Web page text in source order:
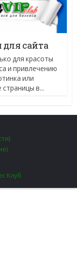
для сайта
для красоты
и привлечению
или
в...
Клуб